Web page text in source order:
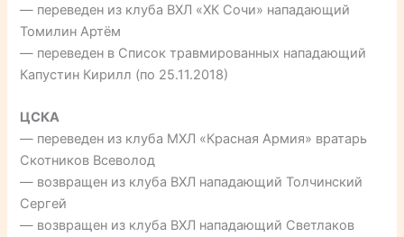
— переведен из клуба ВХЛ «ХК Сочи» нападающий
Томилин Артём
— переведен в Список травмированных нападающий
Капустин Кирилл (по 25.11.2018)
ЦСКА
— переведен из клуба МХЛ «Красная Армия» вратарь
Скотников Всеволод
— возвращен из клуба ВХЛ нападающий Толчинский
Сергей
— возвращен из клуба ВХЛ нападающий Светлаков